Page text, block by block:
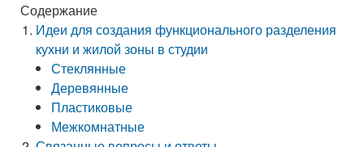
Содержание
Идеи для создания функционального разделения
кухни и жилой зоны в студии
Стеклянные
Деревянные
Пластиковые
Межкомнатные